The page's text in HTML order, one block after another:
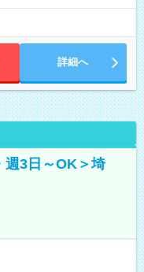
詳細へ
週3日～OK＞埼